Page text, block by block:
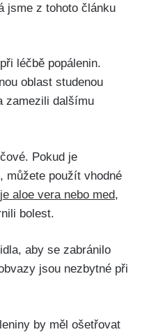
jsme z tohoto článku
léčbě popálenin.
oblast​ studenou
⁢zamezili‌ dalšímu
⁢Pokud ⁢je
můžete použít vhodné
aloe vera nebo ‍med,
bolest.
aby ⁣se zabránilo
jsou ⁣nezbytné při
by⁤ měl ošetřovat